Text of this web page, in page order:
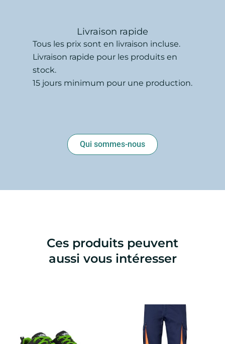
Livraison rapide
Tous les prix sont en livraison incluse.
Livraison rapide pour les produits en
stock.
15 jours minimum pour une production.
Qui sommes-nous
Ces produits peuvent
aussi vous intéresser